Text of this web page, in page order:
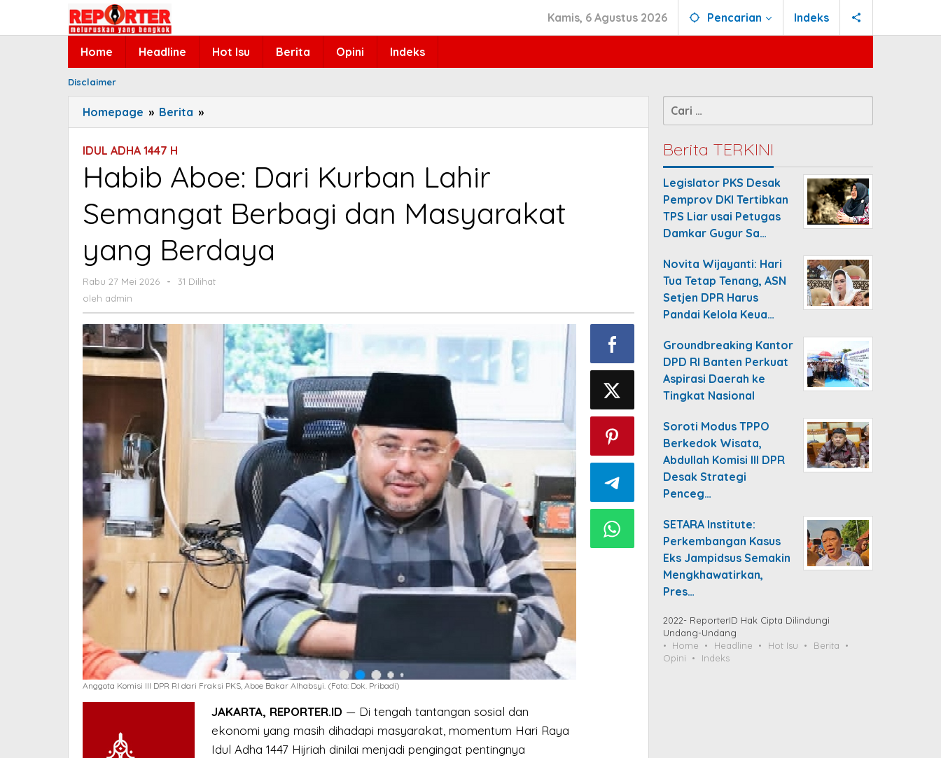
Kamis, 6 Agustus 2026 Pencarian Indeks
Home Headline Hot Isu Berita Opini Indeks
Disclaimer
Homepage » Berita »
Aboe:
Lahir
Berbagi
Masyarakat
yang
Berdaya
IDUL ADHA 1447 H
Habib Aboe: Dari Kurban Lahir
Semangat Berbagi dan Masyarakat
yang Berdaya
Rabu 27 Mei 2026
oleh
-
31 Dilihat
oleh admin
Anggota Komisi III DPR RI dari Fraksi PKS, Aboe Bakar Alhabsyi. (Foto: Dok. Pribadi)
JAKARTA, REPORTER.ID — Di tengah tantangan sosial dan
ekonomi yang masih dihadapi masyarakat, momentum Hari Raya
Idul Adha 1447 Hijriah dinilai menjadi pengingat pentingnya
Cari
untuk:
Berita TERKINI
Legislator PKS Desak
Pemprov DKI Tertibkan
TPS Liar usai Petugas
Damkar Gugur Sa…
Novita Wijayanti: Hari
Tua Tetap Tenang, ASN
Setjen DPR Harus
Pandai Kelola Keua…
Groundbreaking Kantor
DPD RI Banten Perkuat
Aspirasi Daerah ke
Tingkat Nasional
Soroti Modus TPPO
Berkedok Wisata,
Abdullah Komisi III DPR
Desak Strategi
Penceg…
SETARA Institute:
Perkembangan Kasus
Eks Jampidsus Semakin
Mengkhawatirkan,
Pres…
2022- ReporterID Hak Cipta Dilindungi
Undang-Undang
Home
Headline Hot Isu
Berita
Opini
Indeks